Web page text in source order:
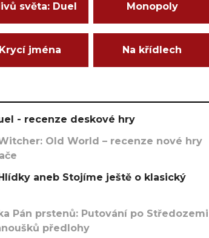
světa: Duel Monopoly
Krycí jména Na křídlech
- recenze deskové hry
Old World – recenze nové hry
aneb Stojíme ještě o klasický
Pán prstenů: Putování po Středozemi
předlohy